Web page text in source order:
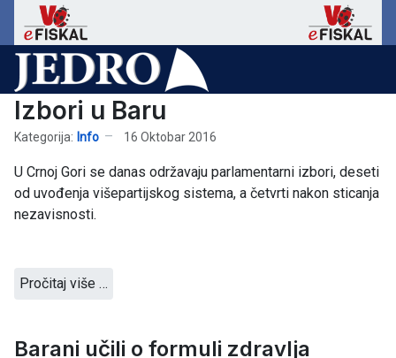
Izbori u Baru
Kategorija: Info 16 Oktobar 2016
U Crnoj Gori se danas održavaju parlamentarni izbori, deseti
od uvođenja višepartijskog sistema, a četvrti nakon sticanja
nezavisnosti.
Pročitaj više …
Barani učili o formuli zdravlja